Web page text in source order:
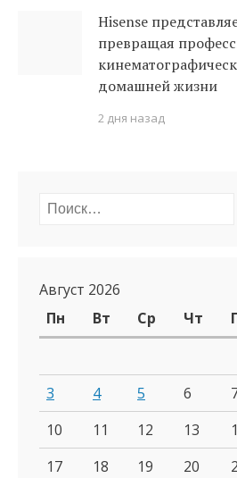
Hisense
превращая
домашней жизни
2 дня назад
Найти:
Август 2026
Пн
Вт Ср Чт
3
4 5 6
10
11 12 13
17
18 19 20